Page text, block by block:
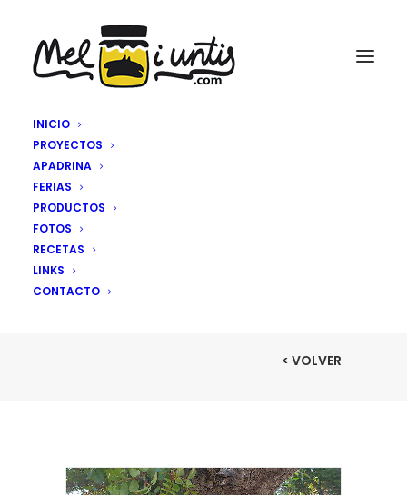
INICIO
PROYECTOS
APADRINA
FERIAS
PRODUCTOS
FOTOS
RECETAS
LINKS
CONTACTO
RECOGEMOS
< VOLVER